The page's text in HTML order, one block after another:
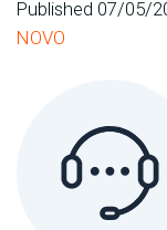
Published 07/05/
NOVO